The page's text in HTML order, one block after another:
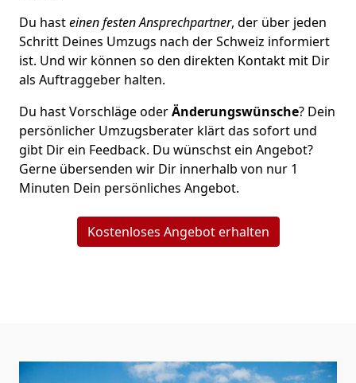
Du hasteinen festen Ansprechpartner, der über jeden
Schritt Deines Umzugs nach der Schweiz informiert
ist. Und wir können so den direkten Kontakt mit Dir
als Auftraggeber halten.
Du hast Vorschläge oderÄnderungswünsche? Dein
persönlicher Umzugsberater klärt das sofort und
gibt Dir ein Feedback. Du wünschst ein Angebot?
Gerne übersenden wir Dir innerhalb von nur 1
Minuten Dein persönliches Angebot.
Kostenloses Angebot erhalten